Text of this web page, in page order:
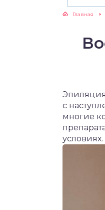
Главная
с
многие
условиях.